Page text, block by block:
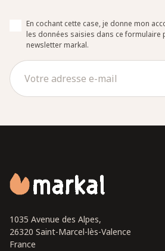
En cochant cette case, je donne mon
les données saisies dans ce formulaire
newsletter markal.
1035 Avenue des Alpes,
26320 Saint-Marcel-lès-Valence
France